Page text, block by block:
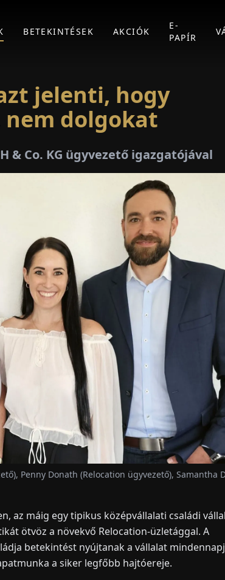
BETEKINTÉSEK AKCIÓK
E-
PAPÍR
jelenti, hogy
dolgokat
Co. KG ügyvezető igazgatójával
Penny Donath (Relocation ügyvezető), Samantha
az máig egy tipikus középvállalati családi
ötvöz a növekvő Relocation-üzletággal. A
betekintést nyújtanak a vállalat
a siker legfőbb hajtóereje.